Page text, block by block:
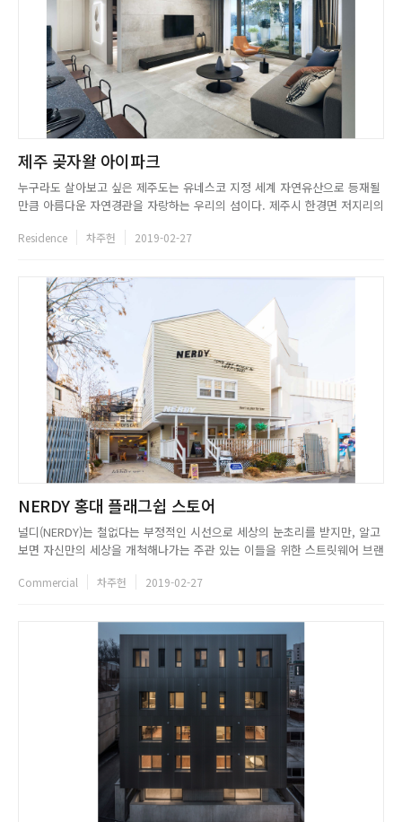
제주 곶자왈 아이파크
누구라도 살아보고 싶은 제주도는 유네스코 지정 세계 자연유산으로 등재될
만큼 아름다운 자연경관을 자랑하는 우리의 섬이다. 제주시 한경면 저지리의
인 제주생태관광지역이다. 아이플래닝은 멀리 푸른 바다가, 가까이 곶자왈의
Residence 차주헌 2019-02-27
NERDY 홍대 플래그쉽 스토어
널디(NERDY)는 철없다는 부정적인 시선으로 세상의 눈초리를 받지만, 알고
보면 자신만의 세상을 개척해나가는 주관 있는 이들을 위한 스트릿웨어 브랜
며 순수한 동심을 갈망하는 이들에게 영감을 받아 전개된다. 널디만의 Nerd
Commercial 차주헌 2019-02-27